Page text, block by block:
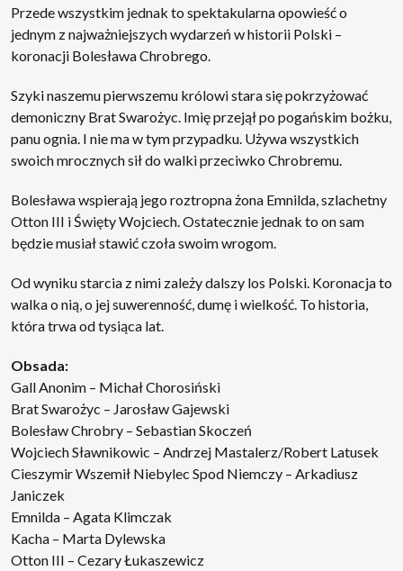
Przede wszystkim jednak to spektakularna opowieść o
jednym z najważniejszych wydarzeń w historii Polski –
koronacji Bolesława Chrobrego.
Szyki naszemu pierwszemu królowi stara się pokrzyżować
demoniczny Brat Swarożyc. Imię przejął po pogańskim bożku,
panu ognia. I nie ma w tym przypadku. Używa wszystkich
swoich mrocznych sił do walki przeciwko Chrobremu.
Bolesława wspierają jego roztropna żona Emnilda, szlachetny
Otton III i Święty Wojciech. Ostatecznie jednak to on sam
będzie musiał stawić czoła swoim wrogom.
Od wyniku starcia z nimi zależy dalszy los Polski. Koronacja to
walka o nią, o jej suwerenność, dumę i wielkość. To historia,
która trwa od tysiąca lat.
Obsada:
Gall Anonim – Michał Chorosiński
Brat Swarożyc – Jarosław Gajewski
Bolesław Chrobry – Sebastian Skoczeń
Wojciech Sławnikowic – Andrzej Mastalerz/Robert Latusek
Cieszymir Wszemił Niebylec Spod Niemczy – Arkadiusz
Janiczek
Emnilda – Agata Klimczak
Kacha – Marta Dylewska
Otton III – Cezary Łukaszewicz